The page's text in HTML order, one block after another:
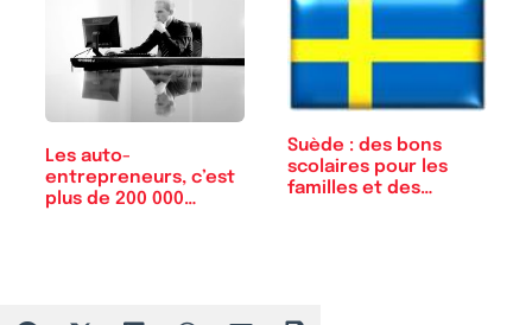
Les auto-
entrepreneurs, c’est
plus de 200 000…
Suède : des bons
scolaires pour les
familles et des…